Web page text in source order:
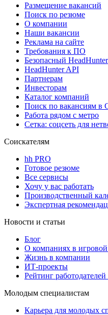
Размещение вакансий
Поиск по резюме
О компании
Наши вакансии
Реклама на сайте
Требования к ПО
Безопасный HeadHunter
HeadHunter API
Партнерам
Инвесторам
Каталог компаний
Поиск по вакансиям в
Работа рядом с метро
Сетка: соцсеть для
Соискателям
hh PRO
Готовое резюме
Все сервисы
Хочу у вас работать
Производственный
Экспертная
Новости и статьи
Блог
О компаниях в
Жизнь в компании
ИТ-проекты
Рейтинг
Молодым специалистам
Карьера для молодых